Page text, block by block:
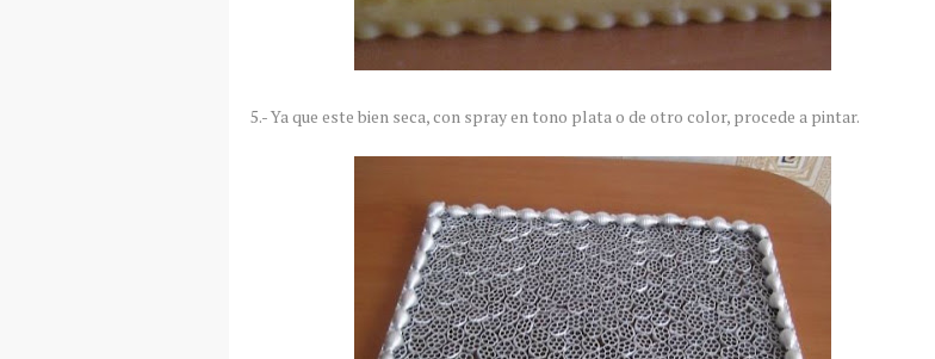
5.- Ya que este bien seca, con spray en tono plata o de otro color, procede a pintar.